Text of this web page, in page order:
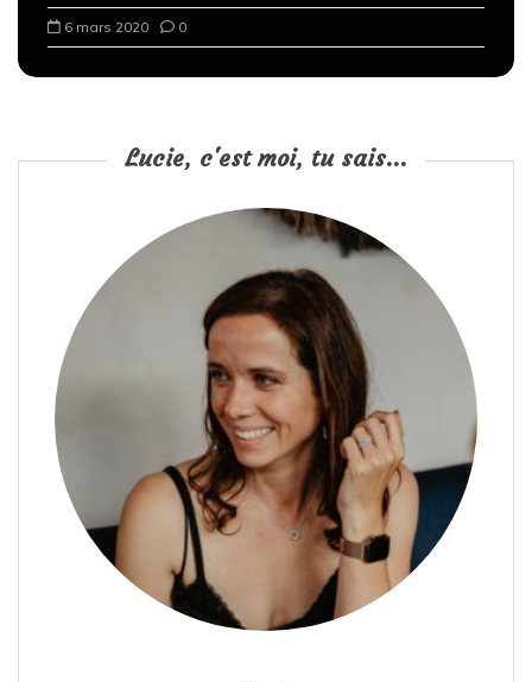
6 mars 2020 0
Lucie, c'est moi, tu sais...